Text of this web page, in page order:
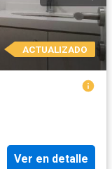
ACTUALIZADO
Ver en detalle